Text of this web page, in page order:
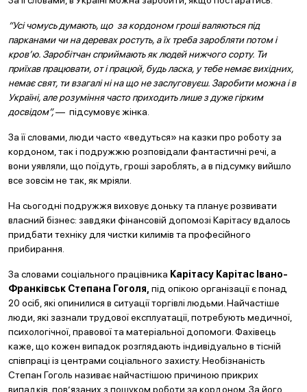
“Усі чомусь думають, що за кордоном гроші валяються під
парканами чи на деревах ростуть, а їх треба заробляти потом і
кров’ю. Заробітчан сприймають як людей нижчого сорту. Ти
приїхав працювати, от і працюй, будь ласка, у тебе немає вихідних,
немає свят, ти взагалі ні на що не заслуговуєш. Заробити можна і в
Україні, але розуміння часто приходить лише з дуже гірким
досвідом”,— підсумовує жінка.
За її словами, люди часто «ведуться» на казки про роботу за
кордоном, так і подружжю розповідали фантастичні речі, а
вони уявляли, що поїдуть, гроші зароблять, а в підсумку вийшло
все зовсім не так, як мріяли.
На сьогодні подружжя виховує доньку та планує розвивати
власний бізнес: завдяки фінансовій допомозі Карітасу вдалось
придбати техніку для чистки килимів та професійного
прибирання.
За словами соціального працівника Карітасу Карітас Івано-
Франківськ Степана Гоголя, під опікою організації є понад
20 осіб, які опинилися в ситуації торгівлі людьми. Найчастіше
люди, які зазнали трудової експлуатації, потребують медичної,
психологічної, правової та матеріальної допомоги. Фахівець
каже, що кожен випадок розглядають індивідуально в тісній
співпраці із центрами соціального захисту. Необізнаність
Степан Гоголь називає найчастішою причиною прикрих
випадків, пов’язаних з пошуком роботи за кордоном. За його